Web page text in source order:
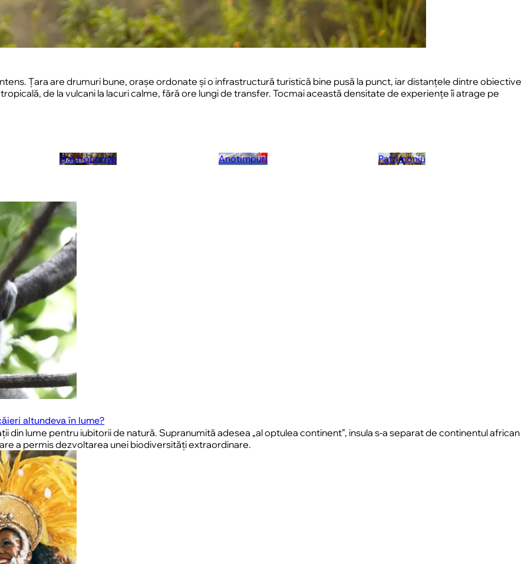
Țara are drumuri bune, orașe ordonate și o infrastructură turistică bine pusă la punct, iar distanțele dintre obiective
de la vulcani la lacuri calme, fără ore lungi de transfer. Tocmai această densitate de experiențe îi atrage pe
Gastronomie Anotimpuri Patrimoniu
altundeva în lume?
lume pentru iubitorii de natură. Supranumită adesea „al optulea continent”, insula s-a separat de continentul african
a permis dezvoltarea unei biodiversități extraordinare.